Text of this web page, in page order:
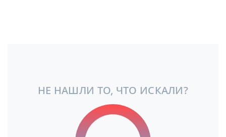
НЕ НАШЛИ ТО, ЧТО ИСКАЛИ?